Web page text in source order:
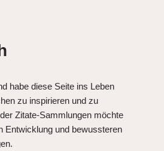
habe diese Seite ins Leben
zu inspirieren und zu
Zitate-Sammlungen möchte
Entwicklung und bewussteren